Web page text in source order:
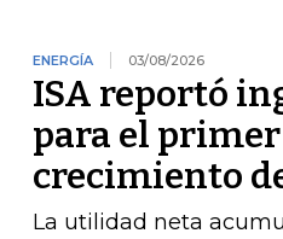
ENERGÍA 03/08/2026
ISA reportó
para el
crecimiento
La utilidad neta